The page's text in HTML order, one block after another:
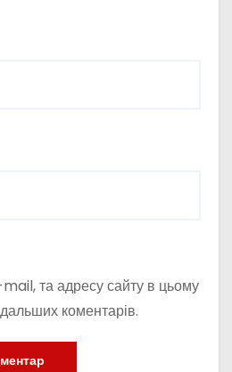
та адресу сайту в цьому
коментарів.